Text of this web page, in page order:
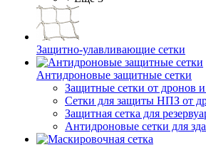
Защитно-улавливающие сетки
Антидроновые защитные сетки
Защитные сетки от дронов
Сетки для защиты НПЗ от
Защитная сетка для
Антидроновые сетки для